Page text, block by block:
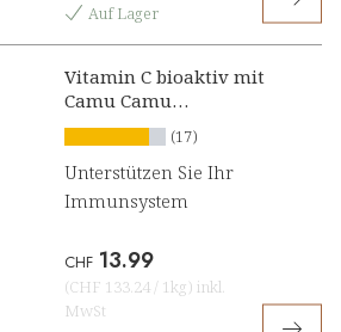
Auf Lager
Vitamin C bioaktiv mit
Camu Camu
Lutschpresslinge
(17)
Unterstützen Sie Ihr
Immunsystem
CHF 13.99
(CHF 133.24 / 1kg) inkl.
MwSt